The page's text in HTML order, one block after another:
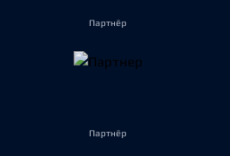
Партнёр
Партнёр